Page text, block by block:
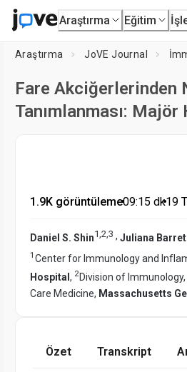
Araştırma Eğitim
Araştırma JoVE Journal
Fare Akciğerlerinden
Tanımlanması:
1.9K görüntüleme•09:15 dk•19
Daniel S. Shin1,2,3 , Juliana
1 Center for Immunology and
Hospital , 2Division of Immunology,
Care Medicine, Massachusetts
Özet Transkript